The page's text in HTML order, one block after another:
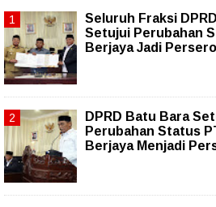
Seluruh Fraksi
Setujui Perubahan
Berjaya Jadi
DPRD Batu Bara
Perubahan Status
Berjaya Menjadi